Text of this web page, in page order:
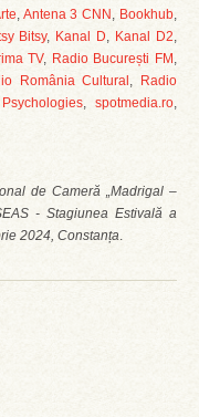
, Antena 3 CNN , Bookhub,
Bitsy, Kanal D, Kanal D2,
TV, Radio București FM ,
România Cultural ,
Radio
,spotmedia.ro,
de Cameră „Madrigal –
- Stagiunea Estivală a
2024, Constanța.